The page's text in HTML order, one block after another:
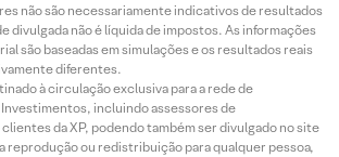
não são necessariamente indicativos de resultados
divulgada não é líquida de impostos. As informações
são baseadas em simulações e os resultados reais
diferentes.
à circulação exclusiva para a rede de
incluindo assessores de
da XP, podendo também ser divulgado no site
reprodução ou redistribuição para qualquer pessoa,